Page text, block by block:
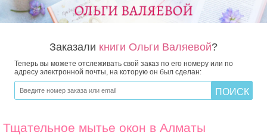
Заказали книги Ольги Валяевой?
Теперь вы можете отслеживать свой заказ по его номеру или по
адресу электронной почты, на которую он был сделан:
Тщательное мытье окон в Алматы